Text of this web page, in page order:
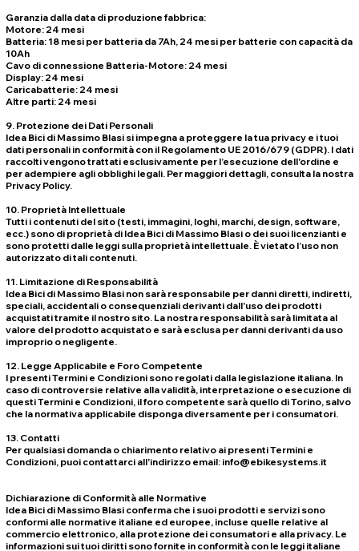
Garanzia dalla data di produzione fabbrica:
Motore: 24 mesi
Batteria: 18 mesi per batteria da 7Ah, 24 mesi per batterie con capacità da
10Ah
Cavo di connessione Batteria-Motore: 24 mesi
Display: 24 mesi
Caricabatterie: 24 mesi
Altre parti: 24 mesi
9. Protezione dei Dati Personali
Idea Bici di Massimo Blasi si impegna a proteggere la tua privacy e i tuoi
dati personali in conformità con il Regolamento UE 2016/679 (GDPR). I dati
raccolti vengono trattati esclusivamente per l’esecuzione dell'ordine e
per adempiere agli obblighi legali. Per maggiori dettagli, consulta la nostra
Privacy Policy.
10. Proprietà Intellettuale
Tutti i contenuti del sito (testi, immagini, loghi, marchi, design, software,
ecc.) sono di proprietà di Idea Bici di Massimo Blasi o dei suoi licenzianti e
sono protetti dalle leggi sulla proprietà intellettuale. È vietato l’uso non
autorizzato di tali contenuti.
11. Limitazione di Responsabilità
Idea Bici di Massimo Blasi non sarà responsabile per danni diretti, indiretti,
speciali, accidentali o consequenziali derivanti dall'uso dei prodotti
acquistati tramite il nostro sito. La nostra responsabilità sarà limitata al
valore del prodotto acquistato e sarà esclusa per danni derivanti da uso
improprio o negligente.
12. Legge Applicabile e Foro Competente
I presenti Termini e Condizioni sono regolati dalla legislazione italiana. In
caso di controversie relative alla validità, interpretazione o esecuzione di
questi Termini e Condizioni, il foro competente sarà quello di Torino, salvo
che la normativa applicabile disponga diversamente per i consumatori.
13. Contatti
Per qualsiasi domanda o chiarimento relativo ai presenti Termini e
Condizioni, puoi contattarci all'indirizzo email: info@ebikesystems.it
Dichiarazione di Conformità alle Normative
Idea Bici di Massimo Blasi conferma che i suoi prodotti e servizi sono
conformi alle normative italiane ed europee, incluse quelle relative al
commercio elettronico, alla protezione dei consumatori e alla privacy. Le
informazioni sui tuoi diritti sono fornite in conformità con le leggi italiane